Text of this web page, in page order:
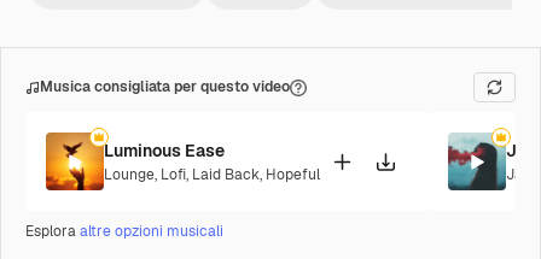
Musica consigliata per questo video
Luminous Ease
Lounge, Lofi, Laid Back, Hopeful Jazz
Esploraaltre opzioni musicali